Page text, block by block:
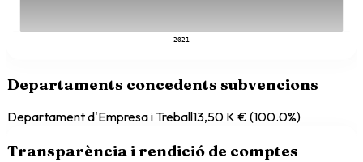
2021
Departaments concedents subvencions
Departament d'Empresa i Treball13,50 K € (100.0%)
Transparència i rendició de comptes